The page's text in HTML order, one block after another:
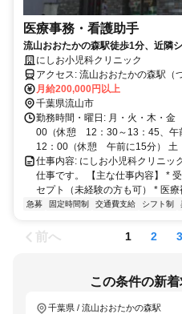
医療事務・看護助手
流山おおたかの森駅徒歩1分、近隣
利です！
にしお小児科クリニック
アクセス: 流山おおたかの森駅（つくばエクスプレス線、東武アーバ
ンライン線）から徒歩約1分
月給200,000円以上
千葉県流山市
勤務時間・曜日: 月・火・木・
00（休憩 12：30～13：45、午
12：00（休憩 午前に15分） 土
仕事内容: にしお小児科クリニッ
仕事です。 【主な仕事内容】 *
セプト（未経験の方も可） * 医療
急募 固定時間制 交通費支給 シフト制
前へ 1 2 3
この条件の新
千葉県 / 流山おおたかの森駅